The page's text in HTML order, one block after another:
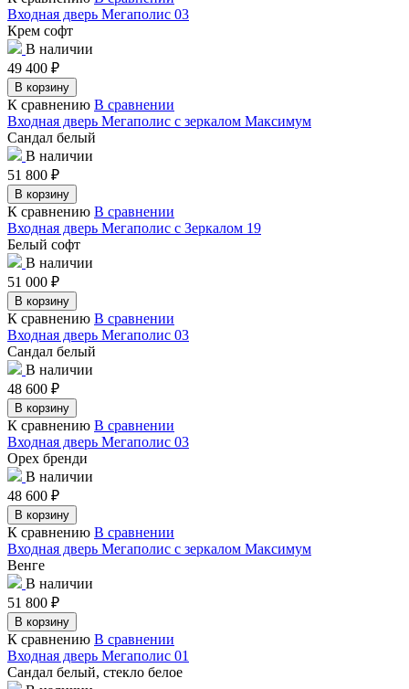
Входная дверь Мегаполис 03
Крем софт
В наличии
49 400 ₽
В корзину
К сравнению В сравнении
Входная дверь Мегаполис с зеркалом Максимум
Сандал белый
В наличии
51 800 ₽
В корзину
К сравнению В сравнении
Входная дверь Мегаполис с Зеркалом 19
Белый софт
В наличии
51 000 ₽
В корзину
К сравнению В сравнении
Входная дверь Мегаполис 03
Сандал белый
В наличии
48 600 ₽
В корзину
К сравнению В сравнении
Входная дверь Мегаполис 03
Орех бренди
В наличии
48 600 ₽
В корзину
К сравнению В сравнении
Входная дверь Мегаполис с зеркалом Максимум
Венге
В наличии
51 800 ₽
В корзину
К сравнению В сравнении
Входная дверь Мегаполис 01
Сандал белый, стекло белое